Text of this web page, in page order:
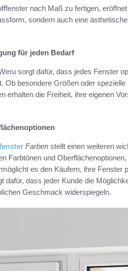
nach Maß zu fertigen,
sondern auch eine
für jeden Bedarf
sorgt dafür, dass jedes Fenster
Ob besondere Größen oder
erhalten die Freiheit, ihre eigenen
Farben stellt einen weiteren
Farbtönen und
es den Käufern, ihre Fenster
dafür, dass jeder Kunde die
Geschmack widerspiegeln.